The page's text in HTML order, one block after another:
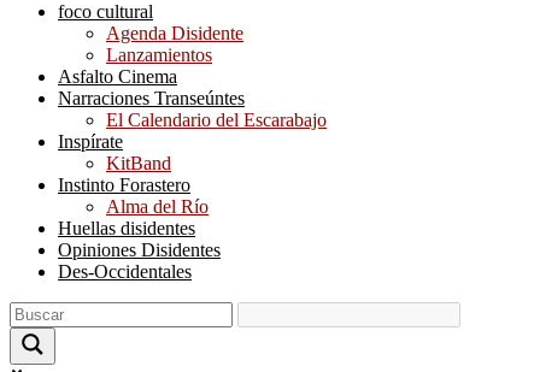
foco cultural
Agenda Disidente
Lanzamientos
Asfalto Cinema
Narraciones Transeúntes
El Calendario del Escarabajo
Inspírate
KitBand
Instinto Forastero
Alma del Río
Huellas disidentes
Opiniones Disidentes
Des-Occidentales